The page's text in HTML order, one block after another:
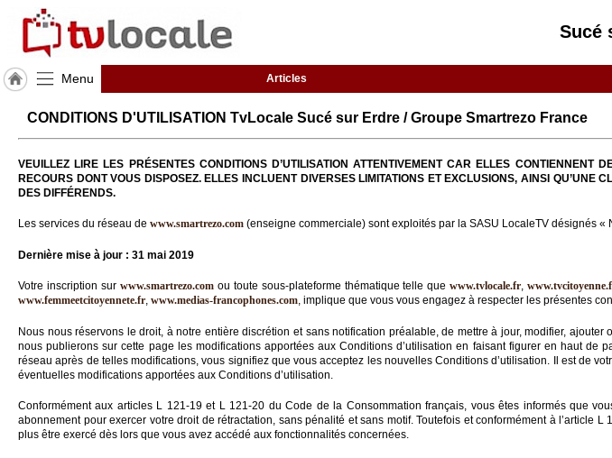
Sucé
Menu Articles
J'adhère
Hulcoq
ACCUEIL
Sucé
sur
TvLocale
Accueil
RUBRIQUES
Gazette
CONDITIONS D'UTILISATION TvLocale Sucé sur Erdre / Groupe Smartrezo France
VEUILLEZ LIRE LES PRÉSENTES CONDITIONS D’UTILISATION ATTENTIVEMENT CAR ELLES CONTIENNENT
RECOURS DONT VOUS DISPOSEZ. ELLES INCLUENT DIVERSES LIMITATIONS ET EXCLUSIONS, AINSI QU’UNE
DES DIFFÉRENDS.
Les services du réseau de www.smartrezo.com (enseigne commerciale) sont exploités par la SASU LocaleTV désignés «
Dernière mise à jour : 31 mai 2019
Votre inscription sur www.smartrezo.comou toute sous-plateforme thématique telle quewww.tvlocale.fr,
www.femmeetcitoyennete.fr, www.medias-francophones.com, implique que vous vous engagez à respecter les présentes
Nous nous réservons le droit, à notre entière discrétion et sans notification préalable, de mettre à jour, modifier,
nous publierons sur cette page les modifications apportées aux Conditions d’utilisation en faisant figurer en haut
réseau après de telles modifications, vous signifiez que vous acceptez les nouvelles Conditions d’utilisation. Il est de
éventuelles modifications apportées aux Conditions d’utilisation.
Conformément aux articles L 121-19 et L 121-20 du Code de la Consommation français, vous êtes informés que
abonnement pour exercer votre droit de rétractation, sans pénalité et sans motif. Toutefois et conformément à l’article
plus être exercé dès lors que vous avez accédé aux fonctionnalités concernées.